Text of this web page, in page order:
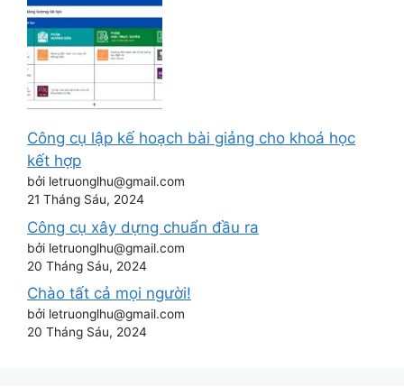
Công cụ lập kế hoạch bài giảng cho khoá học
kết hợp
bởi letruonglhu@gmail.com
21 Tháng Sáu, 2024
Công cụ xây dựng chuẩn đầu ra
bởi letruonglhu@gmail.com
20 Tháng Sáu, 2024
Chào tất cả mọi người!
bởi letruonglhu@gmail.com
20 Tháng Sáu, 2024